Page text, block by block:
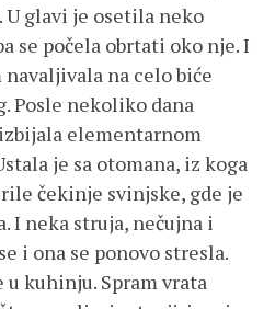
glavi je osetila neko
se počela obrtati oko nje. I
na celo biće
Posle nekoliko dana
elementarnom
je sa otomana, iz koga
čekinje svinjske, gde je
I neka struja, nečujna i
i ona se ponovo stresla.
u kuhinju. Spram vrata